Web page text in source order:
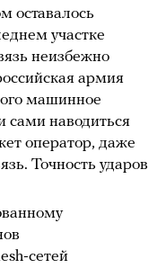
оставалось
участке
неизбежно
армия
машинное
наводиться
оператор, даже
Точность ударов
сетей